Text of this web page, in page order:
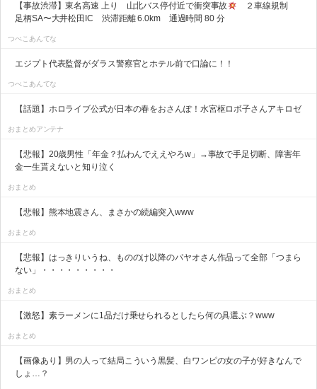
【事故渋滞】東名高速 上り 山北バス停付近で衝突事故
２車線規制
足柄SA〜大井松田IC 渋滞距離 6.0km 通過時間 80 分
つべこあんてな
エジプト代表監督がダラス警察官とホテル前で口論に！！
つべこあんてな
【話題】ホロライブ公式が日本の春をおさんぽ！水宮枢ロボ子さんアキロゼ
おまとめアンテナ
【悲報】20歳男性「年金？払わんでええやろw」→事故で手足切断、障害年
金一生貰えないと知り泣く
おまとめ
【悲報】熊本地震さん、まさかの続編突入www
おまとめ
【悲報】はっきりいうね、もののけ以降のパヤオさん作品って全部「つまら
ない」・・・・・・・・・
おまとめ
【激怒】素ラーメンに1品だけ乗せられるとしたら何の具選ぶ？www
おまとめ
【画像あり】男の人って結局こういう黒髪、白ワンピの女の子が好きなんで
しょ…？